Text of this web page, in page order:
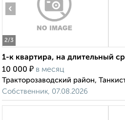
2/3
‹
1-к квартира, на длительный
10 000 ₽ в месяц
Тракторозаводский район,
Собственник, 07.08.2026